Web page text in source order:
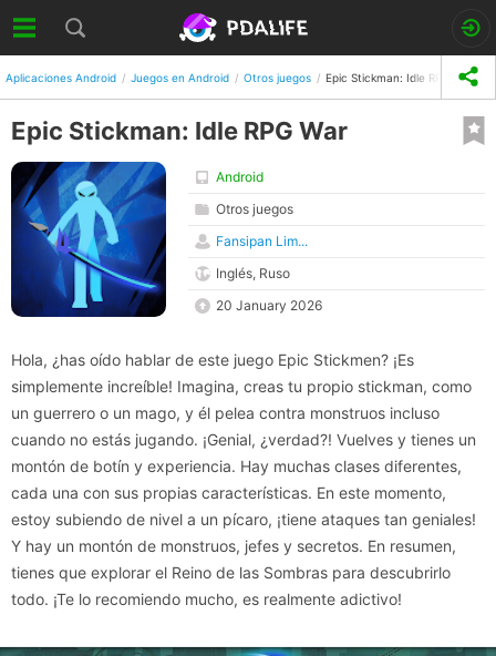
Aplicaciones Android Juegos en Android Otros juegos Epic Stickman: Idle RPG War
Epic Stickman: Idle RPG War
Android
Otros juegos
Fansipan Lim...
Inglés, Ruso
20 January 2026
Hola, ¿has oído hablar de este juego Epic Stickmen? ¡Es
simplemente increíble! Imagina, creas tu propio stickman, como
un guerrero o un mago, y él pelea contra monstruos incluso
cuando no estás jugando. ¡Genial, ¿verdad?! Vuelves y tienes un
montón de botín y experiencia. Hay muchas clases diferentes,
cada una con sus propias características. En este momento,
estoy subiendo de nivel a un pícaro, ¡tiene ataques tan geniales!
Y hay un montón de monstruos, jefes y secretos. En resumen,
tienes que explorar el Reino de las Sombras para descubrirlo
todo. ¡Te lo recomiendo mucho, es realmente adictivo!